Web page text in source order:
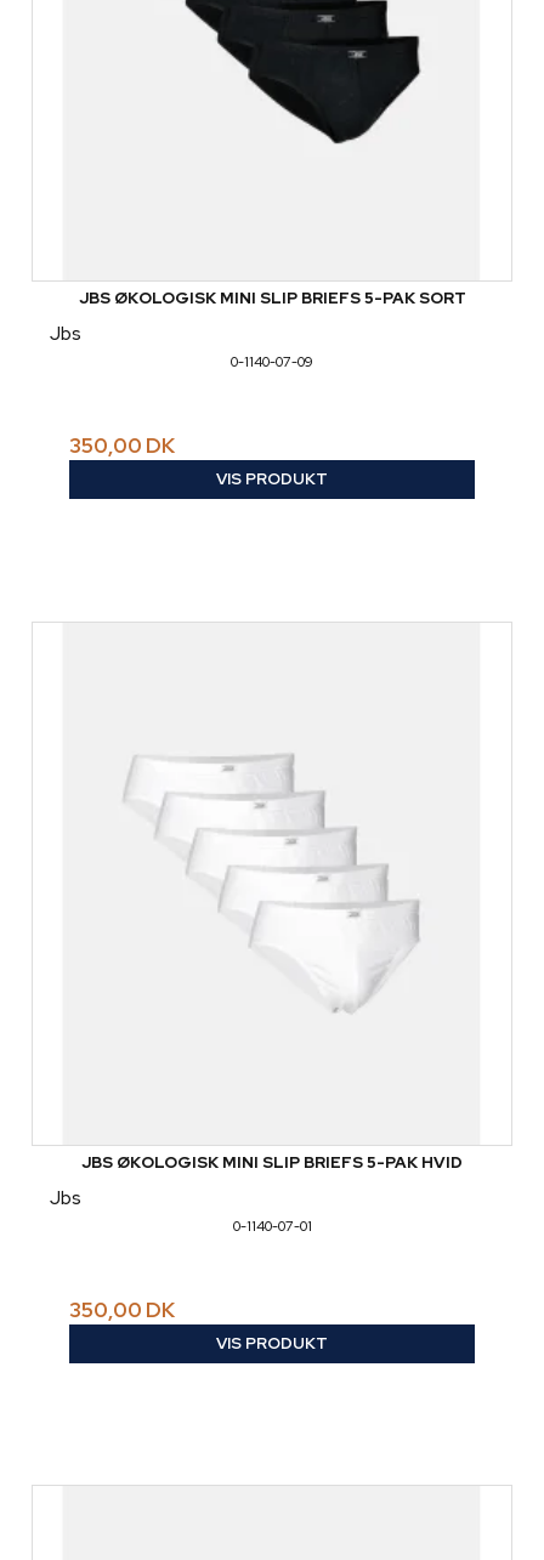
JBS ØKOLOGISK MINI SLIP BRIEFS 5-PAK SORT
Jbs
0-1140-07-09
350,00 DK
VIS PRODUKT
JBS ØKOLOGISK MINI SLIP BRIEFS 5-PAK HVID
Jbs
0-1140-07-01
350,00 DK
VIS PRODUKT